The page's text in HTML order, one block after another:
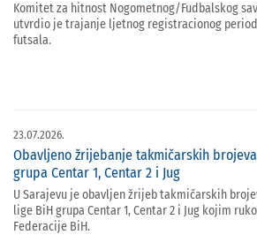
Komitet za hitnost Nogometnog/Fudbalskog
utvrdio je trajanje ljetnog registracionog
futsala.
23.07.2026.
Obavljeno žrijebanje takmičarskih
grupa Centar 1, Centar 2 i Jug
U Sarajevu je obavljen žrijeb takmičarskih
lige BiH grupa Centar 1, Centar 2 i Jug kojim
Federacije BiH.